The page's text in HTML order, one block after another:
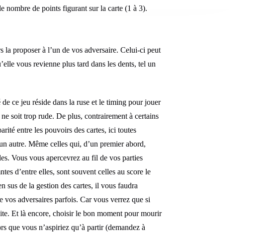
nombre de points figurant sur la carte (1 à 3).
proposer à l’un de vos adversaire. Celui-ci peut
vous revienne plus tard dans les dents, tel un
ce jeu réside dans la ruse et le timing pour jouer
soit trop rude. De plus, contrairement à certains
entre les pouvoirs des cartes, ici toutes
autre. Même celles qui, d’un premier abord,
Vous vous apercevrez au fil de vos parties
d’entre elles, sont souvent celles au score le
sus de la gestion des cartes, il vous faudra
vos adversaires parfois. Car vous verrez que si
Et là encore, choisir le bon moment pour mourir
que vous n’aspiriez qu’à partir (demandez à